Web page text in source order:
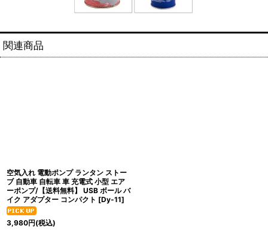
関連商品
空気入れ 電動ポンプ ランタン ストー
ブ 自動車 自転車 車 充電式 小型 エア
ーポンプ/【送料無料】 USB ボール バ
イク アダプター コンパクト [Dy-11]
3,980円(税込)